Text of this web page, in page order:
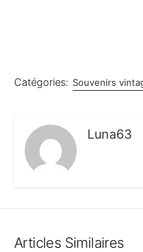
Catégories: Souvenirs
Luna63
Articles Similaires